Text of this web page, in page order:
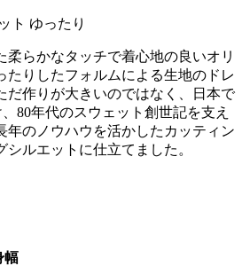
ト ゆったり
柔らかなタッチで着心地の良いオリ
たりしたフォルムによる生地のドレ
だ作りが大きいのではなく、日本で
80年代のスウェット創世記を支え
年のノウハウを活かしたカッティン
ルエットに仕立てました。
幅